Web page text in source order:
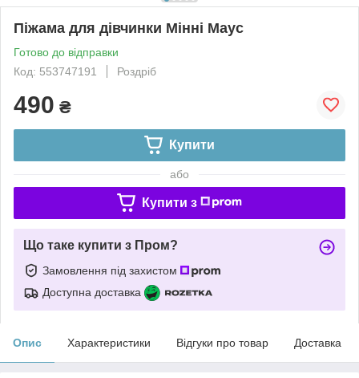
Піжама для дівчинки Мінні Маус
Готово до відправки
Код: 553747191
Роздріб
490 ₴
Купити
або
Купити з
Що таке купити з Пром?
Замовлення під захистом
Доступна доставка
Опис Характеристики Відгуки про товар Доставка